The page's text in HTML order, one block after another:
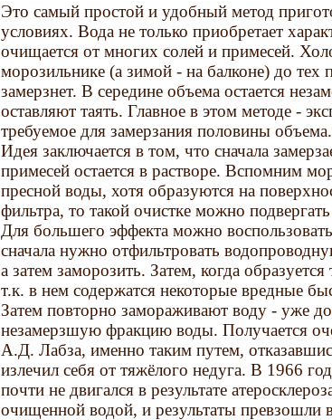
Это самый простой и удобный метод
условиях. Вода не только приобретает
очищается от многих солей и примесей.
морозильнике (а зимой - на балконе) до тех
замерзнет. В середине объема остается
оставляют таять. Главное в этом методе -
требуемое для замерзания половины
Идея заключается в том, что сначала
примесей остается в растворе. Вспомним
пресной воды, хотя образуются на
фильтра, то такой очистке можно
Для большего эффекта можно
сначала нужно отфильтровать
а затем заморозить. Затем, когда
т.к. в нем содержатся некоторые вредные
Затем повторно замораживают воду - уже
незамерзшую фракцию воды. Получается
А.Д. Лабза, именно таким путем,
излечил себя от тяжёлого недуга. В 1966
почти не двигался в результате
очищенной водой, и результаты превзошли